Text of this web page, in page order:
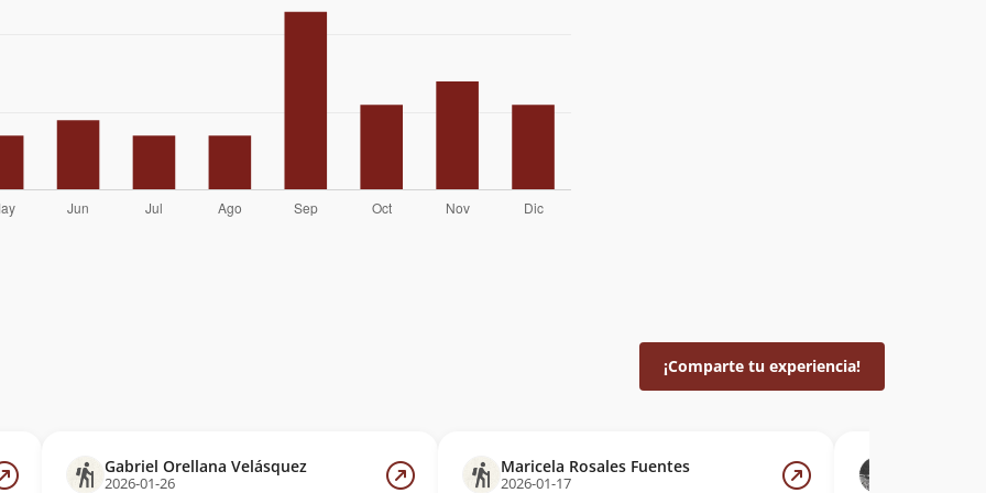
¡Comparte tu experiencia!
Gabriel Orellana Velásquez
2026-01-26
Maricela Rosales Fuentes
2026-01-17